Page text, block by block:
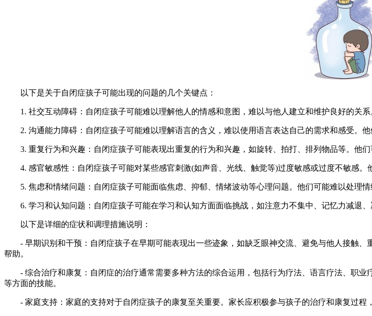
以下是关于自闭症孩子可能出现的问题的几个关键点：
1. 社交互动障碍：自闭症孩子可能难以理解他人的情感和意图，难以与他人建立和维护良好的关系
2. 沟通能力障碍：自闭症孩子可能难以理解语言的含义，难以使用语言表达自己的需求和感受。他
3. 重复行为和兴趣：自闭症孩子可能表现出重复的行为和兴趣，如旋转、拍打、排列物品等。他们
4. 感官敏感性：自闭症孩子可能对某些感官刺激(如声音、光线、触觉等)过度敏感或过度不敏感。
5. 焦虑和情绪问题：自闭症孩子可能面临焦虑、抑郁、情绪波动等心理问题。他们可能难以处理情
6. 学习和认知问题：自闭症孩子可能在学习和认知方面面临挑战，如注意力不集中、记忆力减退、
以下是详细的症状和调理措施说明：
- 早期识别和干预：自闭症孩子在早期可能表现出一些迹象，如缺乏眼神交流、避免与他人接触、
帮助。
- 综合治疗和康复：自闭症的治疗通常需要多种方法的综合运用，包括行为疗法、语言疗法、职业
等方面的技能。
- 家庭支持：家庭的支持对于自闭症孩子的康复至关重要。家长应积极参与孩子的治疗和康复过程